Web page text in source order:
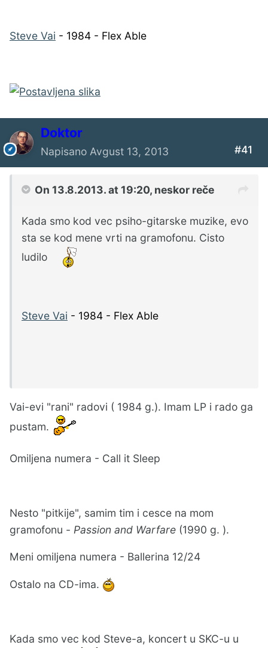
Steve Vai - 1984 - Flex Able
Doktor
Napisano Avgust 13, 2013 #41
On 13.8.2013. at 19:20, neskor reče
Kada smo kod vec psiho-gitarske muzike, evo
sta se kod mene vrti na gramofonu. Cisto
ludilo
Steve Vai - 1984 - Flex Able
Vai-evi "rani" radovi ( 1984 g.). Imam LP i rado ga
pustam.
Omiljena numera - Call it Sleep
Nesto "pitkije", samim tim i cesce na mom
gramofonu - Passion and Warfare (1990 g. ).
Meni omiljena numera - Ballerina 12/24
Ostalo na CD-ima.
Kada smo vec kod Steve-a, koncert u SKC-u u